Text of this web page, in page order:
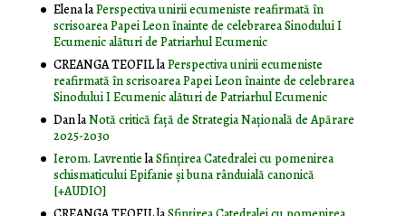
ElenalaPerspectiva unirii ecumeniste reafirmată în
scrisoarea Papei Leon înainte de celebrarea Sinodului I
Ecumenic alături de Patriarhul Ecumenic
CREANGA TEOFILlaPerspectiva unirii ecumeniste
reafirmată în scrisoarea Papei Leon înainte de celebrarea
Sinodului I Ecumenic alături de Patriarhul Ecumenic
DanlaNotă critică faţă de Strategia Naţională de Apărare
2025-2030
Ierom. LavrentielaSfințirea Catedralei cu pomenirea
schismaticului Epifanie și buna rânduială canonică
[+AUDIO]